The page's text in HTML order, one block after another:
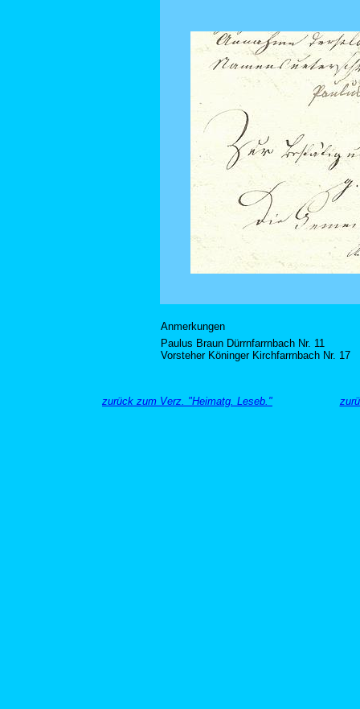
Anmerkungen
Paulus Braun Dürrnfarrnbach Nr. 11
Vorsteher Köninger Kirchfarrnbach Nr. 17
zurück zum Verz. "Heimatg. Leseb."